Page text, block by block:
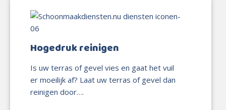
Hogedruk reinigen
Is uw terras of gevel vies en gaat het vuil
er moeilijk af? Laat uw terras of gevel dan
reinigen door….